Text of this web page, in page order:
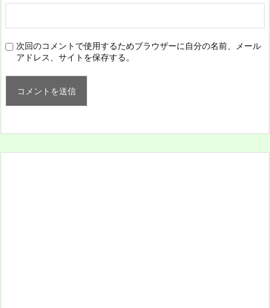
次回のコメントで使用するためブラウザーに自分の名前、メール
アドレス、サイトを保存する。